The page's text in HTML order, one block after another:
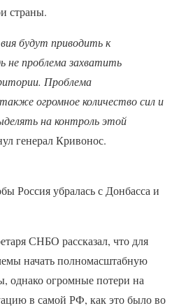
страны.
будут приводить к
не проблема захватить
Проблема
огромное количество сил и
на контроль этой
генерал Кривонос.
Россия убралась с Донбасса и
СНБО рассказал, что для
начать полномасштабную
однако огромные потери на
в самой РФ, как это было во